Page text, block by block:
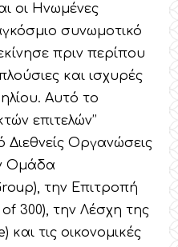
οι Ηνωμένες
συνωμοτικό
πριν περίπου
και ισχυρές
Αυτό το
επιτελών’’
Οργανώσεις
Ομάδα
την Επιτροπή
300), την Λέσχη της
τις οικονομικές